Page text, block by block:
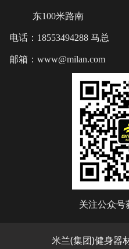
东100米路南
电话：18553494288 马总
邮箱：www@milan.com
关注公众号
米兰(集团)健身器